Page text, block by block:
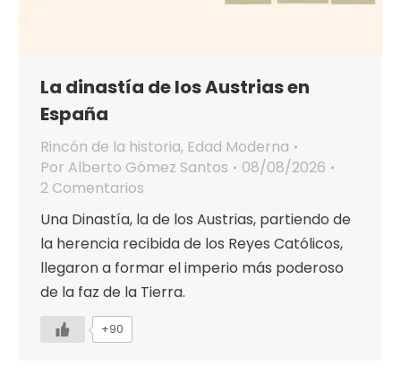
La dinastía de los Austrias en
España
Rincón de la historia, Edad Moderna
Por Alberto Gómez Santos
08/08/2026
2 Comentarios
Una Dinastía, la de los Austrias, partiendo de
la herencia recibida de los Reyes Católicos,
llegaron a formar el imperio más poderoso
de la faz de la Tierra.
+90